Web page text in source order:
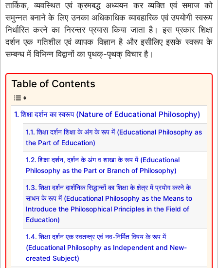
तार्किक, व्यवस्थित एवं क्रमबद्ध अध्ययन कर व्यक्ति एवं समाज को
समुन्नत बनाने के लिए उनका अधिकाधिक व्यावहारिक एवं उपयोगी स्वरूप
निर्धारित करने का निरन्तर प्रयास किया जाता है। इस प्रकार शिक्षा
दर्शन एक गतिशील एवं व्यापक विज्ञान है और इसीलिए इसके स्वरूप के
सम्बन्ध में विभिन्न विद्वानों का पृथक्-पृथक् विचार है।
Table of Contents
शिक्षा दर्शन का स्वरूप (Nature of Educational Philosophy)
शिक्षा दर्शन शिक्षा के अंग के रूप में (Educational Philosophy as
the Part of Education)
शिक्षा दर्शन, दर्शन के अंग व शाखा के रूप में (Educational
Philosophy as the Part or Branch of Philosophy)
शिक्षा दर्शन दार्शनिक सिद्धान्तों का शिक्षा के क्षेत्र में प्रयोग करने के
साधन के रूप में (Educational Philosophy as the Means to
Introduce the Philosophical Principles in the Field of
Education)
शिक्षा दर्शन एक स्वतन्त्र एवं नव-निर्मित विषय के रूप में
(Educational Philosophy as Independent and New-
created Subject)